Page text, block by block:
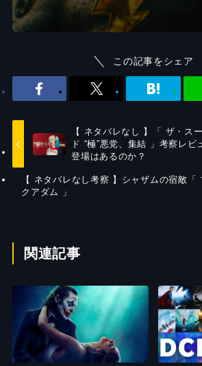
この記事をシェア
【 ネタバレなし 】「 ザ・ス
ド “極”悪党、集結 」考察レ
登場はあるのか？
【 ネタバレなし考察 】シャザムの宿敵「
クアダム 」
関連記事